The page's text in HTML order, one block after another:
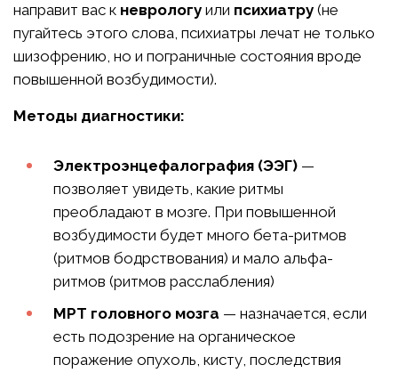
направит вас к неврологу или психиатру (не
пугайтесь этого слова, психиатры лечат не только
шизофрению, но и пограничные состояния вроде
повышенной возбудимости).
Методы диагностики:
Электроэнцефалография (ЭЭГ) —
позволяет увидеть, какие ритмы
преобладают в мозге. При повышенной
возбудимости будет много бета-ритмов
(ритмов бодрствования) и мало альфа-
ритмов (ритмов расслабления)
МРТ головного мозга — назначается, если
есть подозрение на органическое
поражение опухоль, кисту, последствия